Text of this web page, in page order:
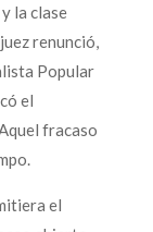
la clase
renunció,
Popular
el
fracaso
el